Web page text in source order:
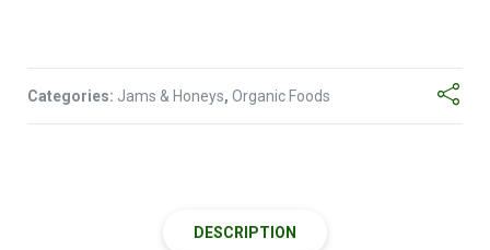
Categories: Jams & Honeys, Organic Foods
DESCRIPTION